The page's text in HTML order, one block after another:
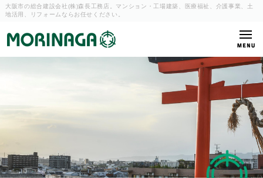
大阪市の総合建設会社(株)森長工務店。マンション・工場建築、
医療福祉、介護事業、土
地活用、リフォームならお任せください。